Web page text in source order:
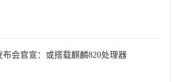
布会官宣：或搭载麒麟820处理器